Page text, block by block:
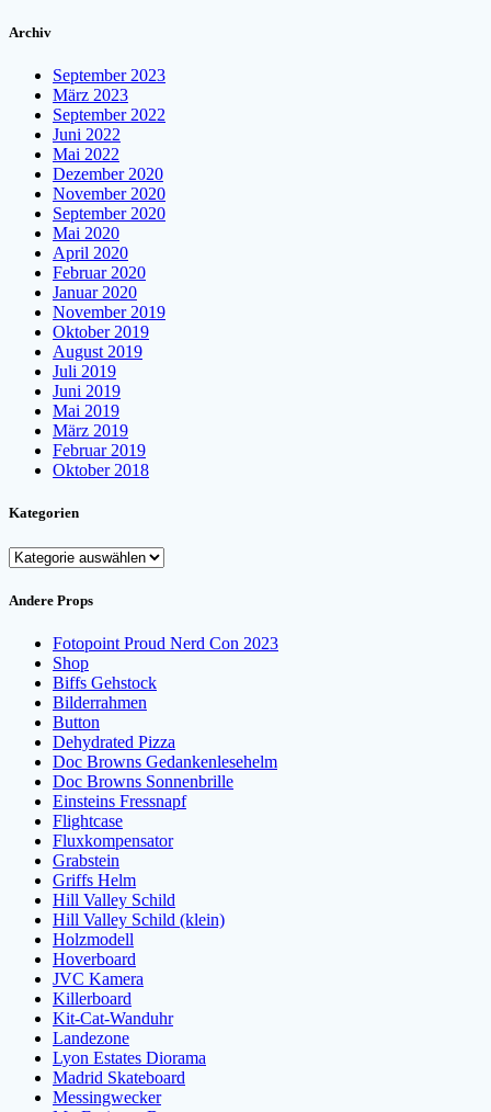
Archiv
September 2023
März 2023
September 2022
Juni 2022
Mai 2022
Dezember 2020
November 2020
September 2020
Mai 2020
April 2020
Februar 2020
Januar 2020
November 2019
Oktober 2019
August 2019
Juli 2019
Juni 2019
Mai 2019
März 2019
Februar 2019
Oktober 2018
Kategorien
Kategorien
Andere Props
Fotopoint Proud Nerd Con 2023
Shop
Biffs Gehstock
Bilderrahmen
Button
Dehydrated Pizza
Doc Browns Gedankenlesehelm
Doc Browns Sonnenbrille
Einsteins Fressnapf
Flightcase
Fluxkompensator
Grabstein
Griffs Helm
Hill Valley Schild
Hill Valley Schild (klein)
Holzmodell
Hoverboard
JVC Kamera
Killerboard
Kit-Cat-Wanduhr
Landezone
Lyon Estates Diorama
Madrid Skateboard
Messingwecker